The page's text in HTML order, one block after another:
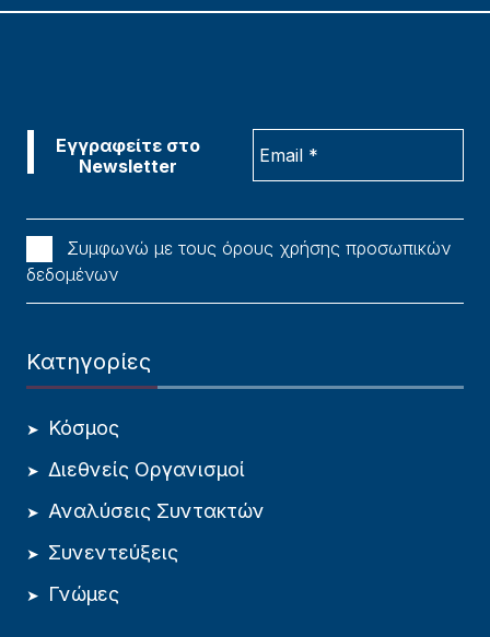
Συμφωνώ με τους όρους χρήσης προσωπικών
δεδομένων
Κατηγορίες
Κόσμος
Διεθνείς Οργανισμοί
Αναλύσεις Συντακτών
Συνεντεύξεις
Γνώμες